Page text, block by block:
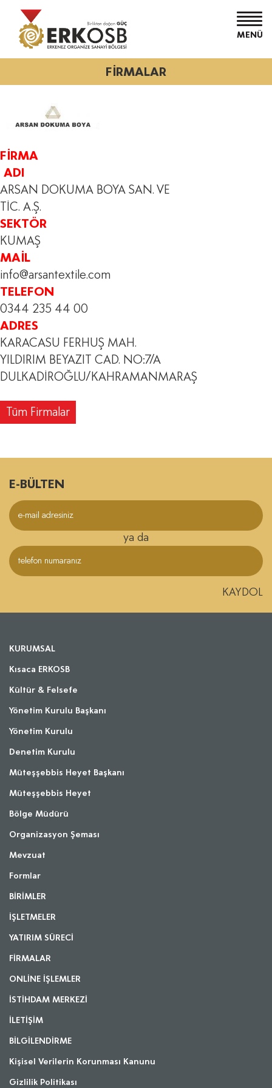
MENÜ
FİRMALAR
FİRMA
ADI
ARSAN DOKUMA BOYA SAN. VE
TİC. A.Ş.
SEKTÖR
KUMAŞ
MAİL
info@arsantextile.com
TELEFON
0344 235 44 00
ADRES
KARACASU FERHUŞ MAH.
YILDIRIM BEYAZIT CAD. NO:7/A
DULKADİROĞLU/KAHRAMANMARAŞ
Tüm Firmalar
E-BÜLTEN
ya da
KAYDOL
KURUMSAL
Kısaca ERKOSB
Kültür & Felsefe
Yönetim Kurulu Başkanı
Yönetim Kurulu
Denetim Kurulu
Müteşşebbis Heyet Başkanı
Müteşşebbis Heyet
Bölge Müdürü
Organizasyon Şeması
Mevzuat
Formlar
BİRİMLER
İŞLETMELER
YATIRIM SÜRECİ
FİRMALAR
ONLİNE İŞLEMLER
İSTİHDAM MERKEZİ
İLETİŞİM
BİLGİLENDİRME
Kişisel Verilerin Korunması Kanunu
Gizlilik Politikası